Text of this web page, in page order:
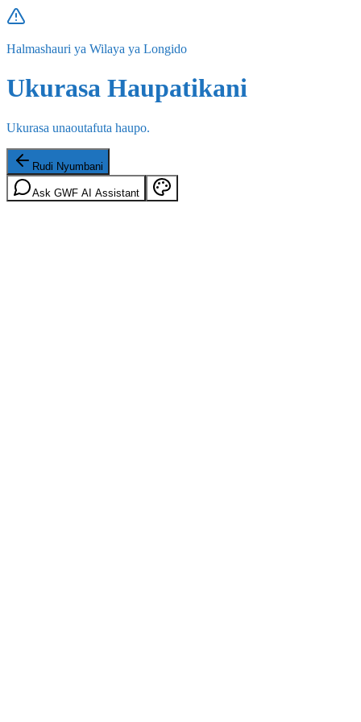
Halmashauri ya Wilaya ya Longido
Ukurasa Haupatikani
Ukurasa unaoutafuta haupo.
Rudi Nyumbani
Ask GWF AI Assistant